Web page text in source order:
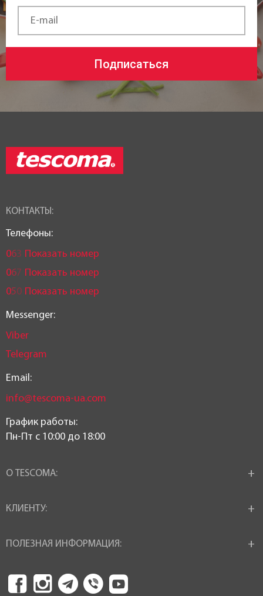
Подписаться
КОНТАКТЫ:
Телефоны:
063 Показать номер
067 Показать номер
050 Показать номер
Messenger:
Viber
Telegram
Email:
info@tescoma-ua.com
График работы:
Пн-Пт c 10:00 до 18:00
О TESCOMA:
КЛИЕНТУ:
ПОЛЕЗНАЯ ИНФОРМАЦИЯ: